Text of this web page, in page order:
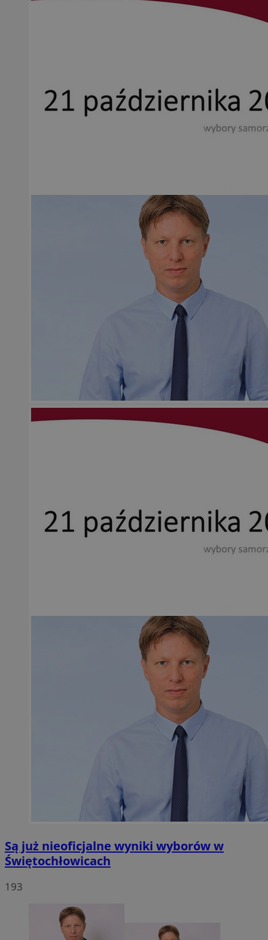
Są już nieoficjalne wyniki wyborów w
Świętochłowicach
193